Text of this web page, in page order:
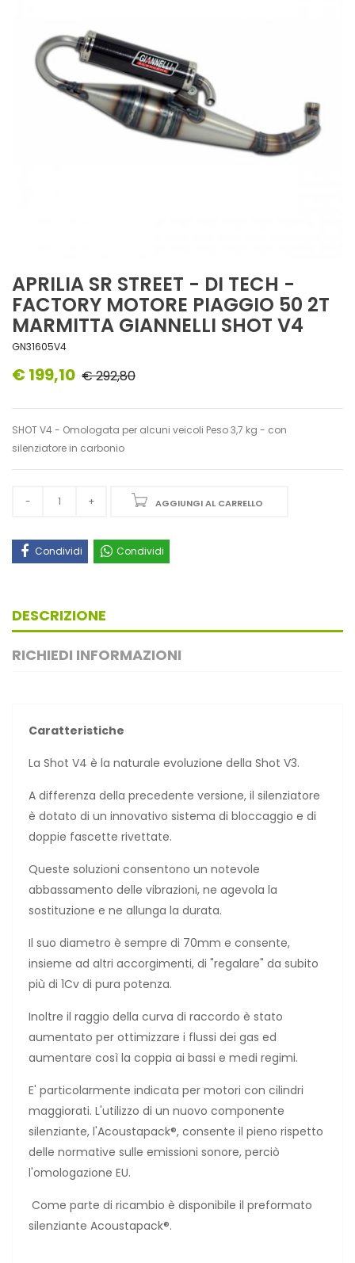
APRILIA SR STREET - DI TECH -
FACTORY MOTORE PIAGGIO 50 2T
MARMITTA GIANNELLI SHOT V4
GN31605V4
€ 199,10 € 292,80
SHOT V4 - Omologata per alcuni veicoli Peso 3,7 kg - con
silenziatore in carbonio
AGGIUNGI AL CARRELLO
Condividi Condividi
DESCRIZIONE
RICHIEDI INFORMAZIONI
Caratteristiche
La Shot V4 è la naturale evoluzione della Shot V3.
A differenza della precedente versione, il silenziatore
è dotato di un innovativo sistema di bloccaggio e di
doppie fascette rivettate.
Queste soluzioni consentono un notevole
abbassamento delle vibrazioni, ne agevola la
sostituzione e ne allunga la durata.
Il suo diametro è sempre di 70mm e consente,
insieme ad altri accorgimenti, di "regalare" da subito
più di 1Cv di pura potenza.
Inoltre il raggio della curva di raccordo è stato
aumentato per ottimizzare i flussi dei gas ed
aumentare così la coppia ai bassi e medi regimi.
E' particolarmente indicata per motori con cilindri
maggiorati. L'utilizzo di un nuovo componente
silenziante, l'Acoustapack®, consente il pieno rispetto
delle normative sulle emissioni sonore, perciò
l'omologazione EU.
Come parte di ricambio è disponibile il preformato
silenziante Acoustapack®.